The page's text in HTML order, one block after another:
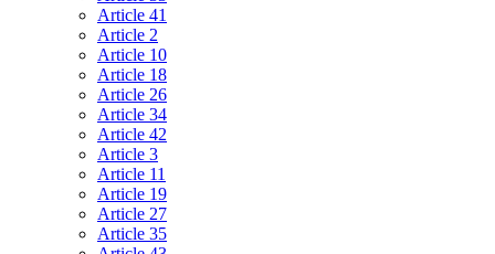
Article 41
Article 2
Article 10
Article 18
Article 26
Article 34
Article 42
Article 3
Article 11
Article 19
Article 27
Article 35